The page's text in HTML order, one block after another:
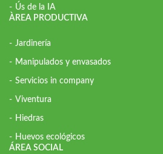
Ús de la IA
ÀREA PRODUCTIVA
Jardinería
Manipulados y envasados
Servicios in company
Viventura
Hiedras
Huevos ecológicos
ÁREA SOCIAL